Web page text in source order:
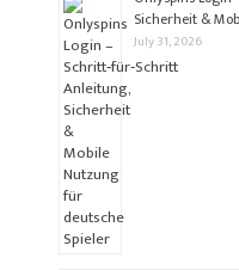
Sicherheit &
July 31, 2026